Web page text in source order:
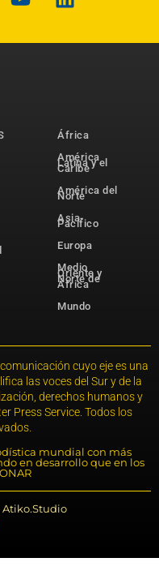
África
América
Latina y el
Caribe
América del
Norte
Asia-
Pacífico
Europa
Medio
Oriente y
Norte de
África
Mundo
cuyo eje es una
las voces del Sur y de la
derechos humanos y
Press Service. Todos los
mundial con más
en desarrollo que en los
Atiko.Studio